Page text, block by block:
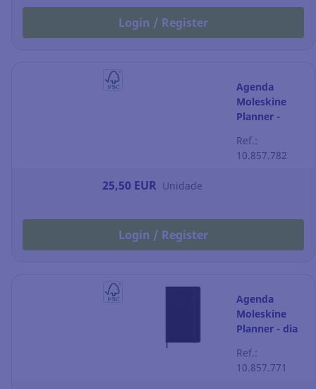
Login / Register
Agenda
Moleskine
Planner -
vista - 130 x
210 mm -
Ref.:
10.857.782
25,50 EUR Unidade
Login / Register
Agenda
Moleskine
Planner - dia
130 x 210 mm
- preto
Ref.:
10.857.771